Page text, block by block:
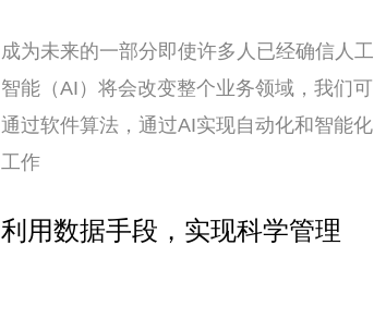
成为未来的一部分即使许多人已经确信人工
智能（AI）将会改变整个业务领域，我们可
通过软件算法，通过AI实现自动化和智能化
工作
利用数据手段，实现科学管理